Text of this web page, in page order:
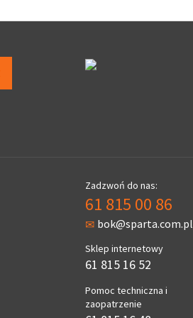
Zadzwoń do nas:
61 815 00 86
bok@sparta.com.pl
Sklep internetowy
61 815 16 52
Pomoc techniczna i
zaopatrzenie